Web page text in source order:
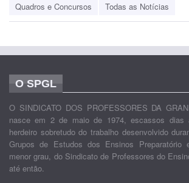
Quadros e Concursos
Todas as Notícias
O SPGL
O SINDICATO DOS PROFESSORES DA
nasce em 2 de maio de 1974, escassos
herdeiro sobretudo do trabalho desenvolvido
Grupos de Estudos dos Ensinos Preparatório
menor grau, do Sindicato de Professores do
até então.